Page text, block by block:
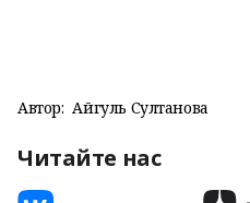
Автор: Айгуль Султанова
Читайте нас